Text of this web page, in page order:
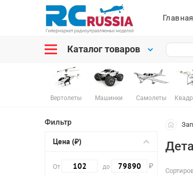
Главная
Каталог товаров
Вертолеты Машинки Самолеты
Фильтр
Цена (₽)
От до ₽